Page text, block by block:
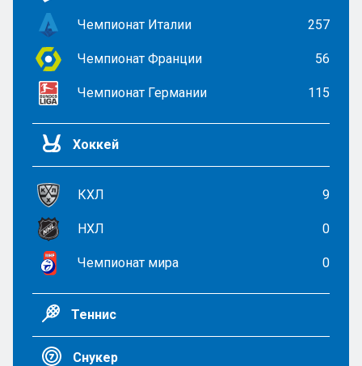
Чемпионат Италии 257
Чемпионат Франции 56
Чемпионат Германии 115
Хоккей
КХЛ 9
НХЛ 0
Чемпионат мира 0
Теннис
Снукер